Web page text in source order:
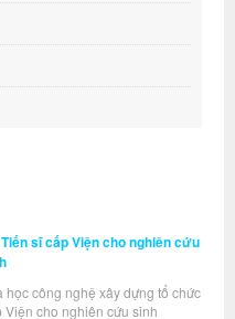
sĩ cấp Viện cho nghiên cứu
học công nghệ xây dựng tổ chức
cho nghiên cứu sinh